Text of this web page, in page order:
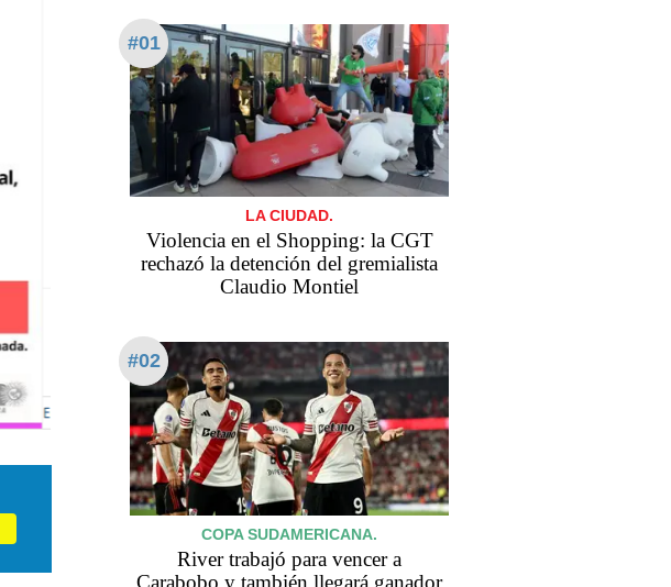
#01
LA CIUDAD.
Violencia en el Shopping: la CGT
rechazó la detención del gremialista
Claudio Montiel
#02
COPA SUDAMERICANA.
River trabajó para vencer a
Carabobo y también llegará ganador